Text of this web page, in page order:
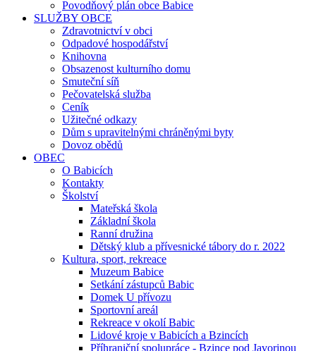
Povodňový plán obce Babice
SLUŽBY OBCE
Zdravotnictví v obci
Odpadové hospodářství
Knihovna
Obsazenost kulturního domu
Smuteční síň
Pečovatelská služba
Ceník
Užitečné odkazy
Dům s upravitelnými chráněnými byty
Dovoz obědů
OBEC
O Babicích
Kontakty
Školství
Mateřská škola
Základní škola
Ranní družina
Dětský klub a přívesnické tábory do r. 2022
Kultura, sport, rekreace
Muzeum Babice
Setkání zástupců Babic
Domek U přívozu
Sportovní areál
Rekreace v okolí Babic
Lidové kroje v Babicích a Bzincích
Příhraniční spolupráce - Bzince pod Javorinou